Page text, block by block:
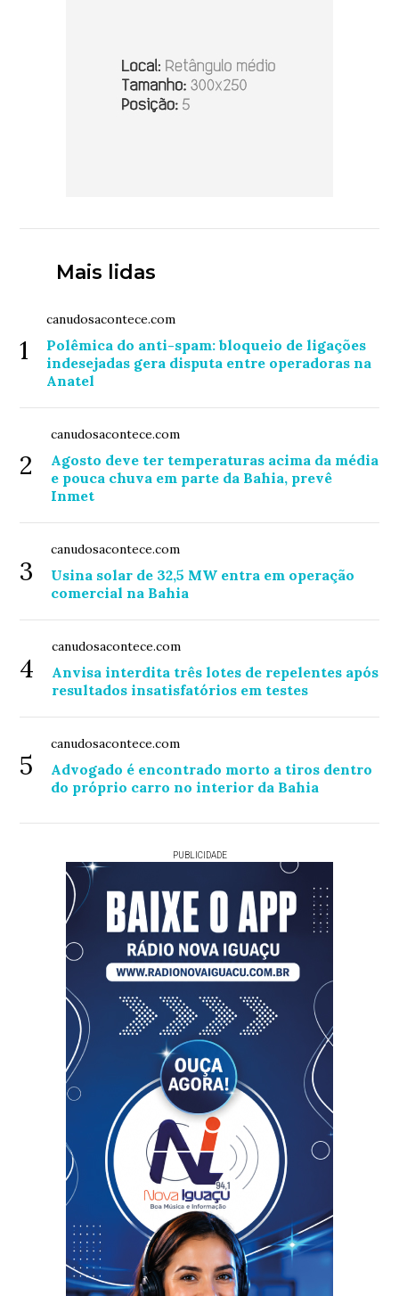
Mais lidas
1
canudosacontece.com
Polêmica do anti-spam: bloqueio de ligações
indesejadas gera disputa entre operadoras na
Anatel
2
canudosacontece.com
Agosto deve ter temperaturas acima da média
e pouca chuva em parte da Bahia, prevê
Inmet
3
canudosacontece.com
Usina solar de 32,5 MW entra em operação
comercial na Bahia
4
canudosacontece.com
Anvisa interdita três lotes de repelentes após
resultados insatisfatórios em testes
5
canudosacontece.com
Advogado é encontrado morto a tiros dentro
do próprio carro no interior da Bahia
PUBLICIDADE